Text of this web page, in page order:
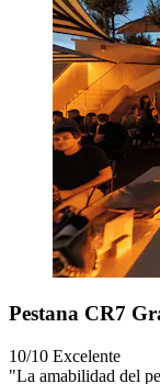
Pestana CR7
10/10 Excelente
"La amabilidad del